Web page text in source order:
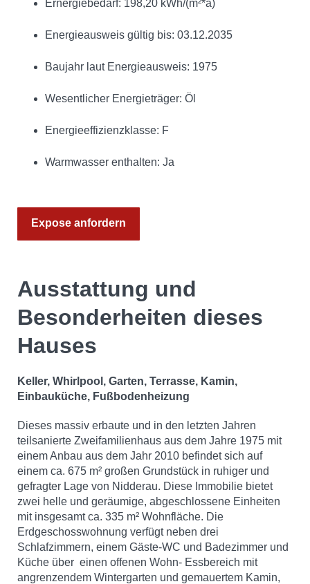
Ernergiebedarf: 198,20 kWh/(m²*a)
Energieausweis gültig bis: 03.12.2035
Baujahr laut Energieausweis: 1975
Wesentlicher Energieträger: Öl
Energieeffizienzklasse: F
Warmwasser enthalten: Ja
Expose anfordern
Ausstattung und
Besonderheiten dieses
Hauses
Keller, Whirlpool, Garten, Terrasse, Kamin,
Einbauküche, Fußbodenheizung
Dieses massiv erbaute und in den letzten Jahren
teilsanierte Zweifamilienhaus aus dem Jahre 1975 mit
einem Anbau aus dem Jahr 2010 befindet sich auf
einem ca. 675 m² großen Grundstück in ruhiger und
gefragter Lage von Nidderau. Diese Immobilie bietet
zwei helle und geräumige, abgeschlossene Einheiten
mit insgesamt ca. 335 m² Wohnfläche. Die
Erdgeschosswohnung verfügt neben drei
Schlafzimmern, einem Gäste-WC und Badezimmer und
Küche über einen offenen Wohn- Essbereich mit
angrenzendem Wintergarten und gemauertem Kamin,